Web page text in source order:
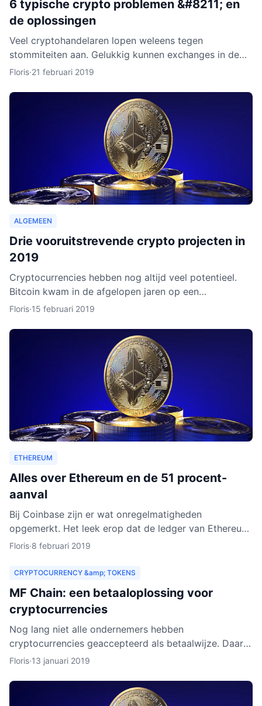
6 typische crypto problemen &#8211; en
de oplossingen
Veel cryptohandelaren lopen weleens tegen
stommiteiten aan. Gelukkig kunnen exchanges in de
meeste gevallen helpen. Helaas zijn er ook gevallen
Floris·21 februari 2019
ALGEMEEN
Drie vooruitstrevende crypto projecten in
2019
Cryptocurrencies hebben nog altijd veel potentieel.
Bitcoin kwam in de afgelopen jaren op een
hoogtepunt te staan en Ethereum volgde in rap
Floris·15 februari 2019
ETHEREUM
Alles over Ethereum en de 51 procent-
aanval
Bij Coinbase zijn er wat onregelmatigheden
opgemerkt. Het leek erop dat de ledger van Ethereum
Classic werd herschreven. Dat zou betekenen dat
Floris·8 februari 2019
CRYPTOCURRENCY &amp; TOKENS
MF Chain: een betaaloplossing voor
cryptocurrencies
Nog lang niet alle ondernemers hebben
cryptocurrencies geaccepteerd als betaalwijze. Daar
wil MF Chain een verandering in maken. Het bedrijf wil
Floris·13 januari 2019